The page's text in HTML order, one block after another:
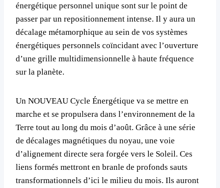
énergétique personnel unique sont sur le point de
passer par un repositionnement intense. Il y aura un
décalage métamorphique au sein de vos systèmes
énergétiques personnels coïncidant avec l’ouverture
d’une grille multidimensionnelle à haute fréquence
sur la planète.
Un NOUVEAU Cycle Énergétique va se mettre en
marche et se propulsera dans l’environnement de la
Terre tout au long du mois d’août. Grâce à une série
de décalages magnétiques du noyau, une voie
d’alignement directe sera forgée vers le Soleil. Ces
liens formés mettront en branle de profonds sauts
transformationnels d’ici le milieu du mois. Ils auront